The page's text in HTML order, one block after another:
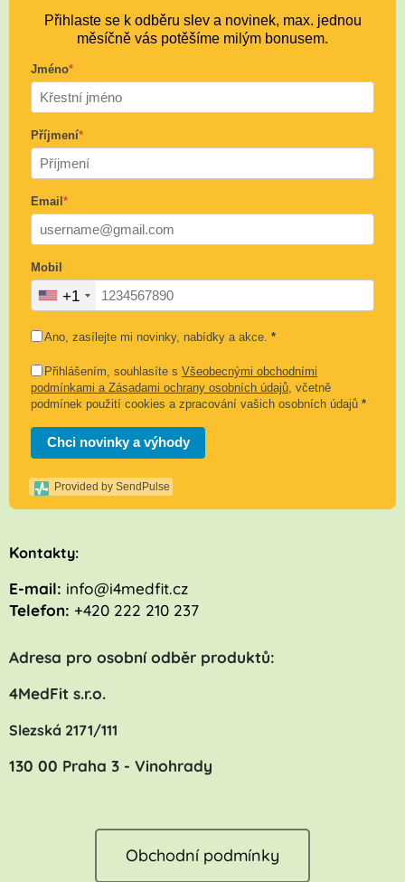
Přihlaste se k odběru slev a novinek, max. jednou
měsíčně vás potěšíme milým bonusem.
Jméno*
Příjmení*
Email *
Mobil
+1
Ano, zasílejte mi novinky, nabídky a akce. *
Přihlášením, souhlasíte s Všeobecnými obchodními
podmínkami a Zásadami ochrany osobních údajů, včetně
podmínek použití cookies a zpracování vašich osobních údajů *
Chci novinky a výhody
Provided by SendPulse
Kontakty:
E-mail: info@i4medfit.cz
Telefon: +420 222 210 237
Adresa pro osobní odběr produktů:
4MedFit s.r.o.
Slezská 2171/111
130 00 Praha 3 - Vinohrady
Obchodní podmínky